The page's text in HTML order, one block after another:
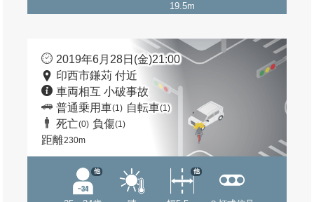
19.5m
2019年6月28日(金)21:00
印西市鎌苅 付近
車両相互 小破事故
普通乗用車(1) 自転車(1)
死亡(0) 負傷(1)
距離230m
他 他